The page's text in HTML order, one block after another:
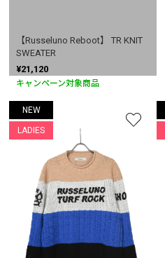
【Russeluno Reboot】 TR KNIT
SWEATER
¥21,120
キャンペーン対象商品
NEW
LADIES